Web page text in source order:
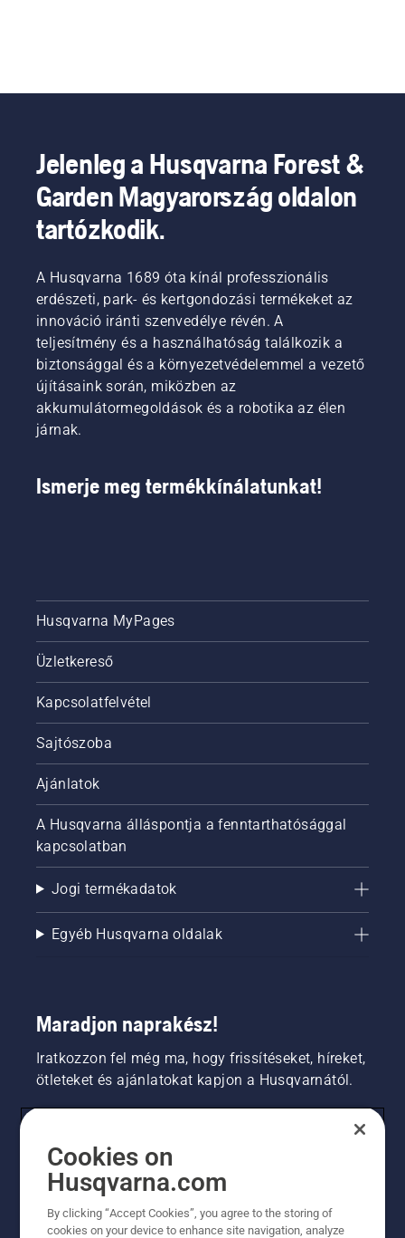
Jelenleg a Husqvarna Forest &
Garden Magyarország oldalon
tartózkodik.
A Husqvarna 1689 óta kínál professzionális
erdészeti, park- és kertgondozási termékeket az
innováció iránti szenvedélye révén. A
teljesítmény és a használhatóság találkozik a
biztonsággal és a környezetvédelemmel a vezető
újításaink során, miközben az
akkumulátormegoldások és a robotika az élen
járnak.
Ismerje meg termékkínálatunkat!
Husqvarna MyPages
Üzletkereső
Kapcsolatfelvétel
Sajtószoba
Ajánlatok
A Husqvarna álláspontja a fenntarthatósággal
kapcsolatban
Jogi termékadatok
Egyéb Husqvarna oldalak
Maradjon naprakész!
Iratkozzon fel még ma, hogy frissítéseket, híreket,
ötleteket és ajánlatokat kapjon a Husqvarnától.
PROFESSZIONÁLIS
Cookies on
Husqvarna.com
By clicking “Accept Cookies”, you agree to the storing of
cookies on your device to enhance site navigation, analyze